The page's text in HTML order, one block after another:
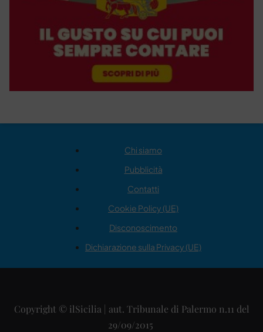
Chi siamo
Pubblicità
Contatti
Cookie Policy (UE)
Disconoscimento
Dichiarazione sulla Privacy (UE)
Copyright © ilSicilia | aut. Tribunale di Palermo n.11 del
29/09/2015